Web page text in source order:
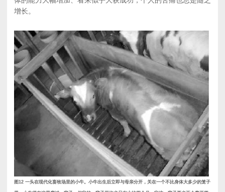
增长。
图12 一头在现代化畜牧场里的小牛。小牛出生后立即与母亲分开，关在一个不比身体大多少的笼子